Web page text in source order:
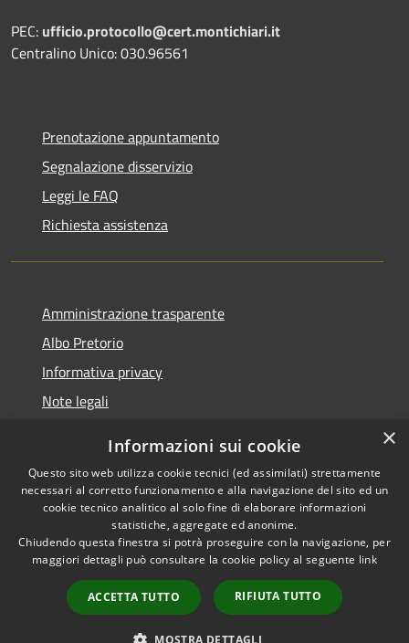
PEC: ufficio.protocollo@cert.montichiari.it
Centralino Unico: 030.96561
Prenotazione appuntamento
Segnalazione disservizio
Leggi le FAQ
Richiesta assistenza
Amministrazione trasparente
Albo Pretorio
Informativa privacy
Note legali
Whisteblowing
RSS
Accessibilità
Copyright © 2026 • Comune di
Municipium•
Accesso
redazione
×
Informazioni sui cookie
Questo sito web utilizza cookie tecnici (ed assimilati) strettamente
necessari al corretto funzionamento e alla navigazione del sito ed un
cookie tecnico analitico al solo fine di elaborare informazioni
statistiche, aggregate ed anonime.
Chiudendo questa finestra si potrà proseguire con la navigazione, per
maggiori dettagli può consultare la cookie policy al seguente link
ACCETTA TUTTO RIFIUTA TUTTO
MOSTRA DETTAGLI